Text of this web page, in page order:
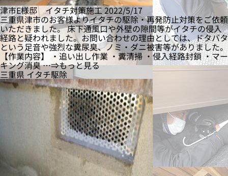
津市E様邸 イタチ対策施工2022/5/17
三重県津市のお客様よりイタチの駆除・再発防止対策をご依頼
いただきました。 床下通風口や外壁の隙間等がイタチの侵入
経路と疑われました。お問い合わせの理由としては、ドタバタ
という足音や強烈な糞尿臭、ノミ・ダニ被害等がありました。
【作業内容】 ・追い出し作業 ・糞清掃 ・侵入経路封鎖 ・マー
キング消臭 …⇒もっと見る
三重県 イタチ駆除